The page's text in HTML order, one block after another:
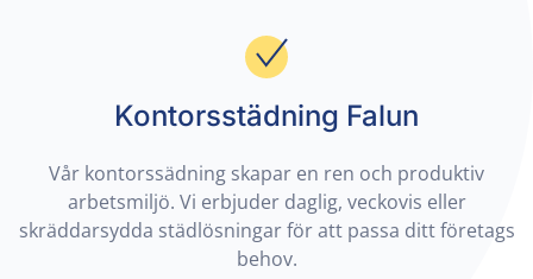
Kontorsstädning Falun
Vår kontorssädning skapar en ren och produktiv
arbetsmiljö. Vi erbjuder daglig, veckovis eller
skräddarsydda städlösningar för att passa ditt företags
behov.